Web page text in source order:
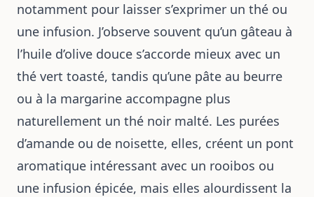
notamment pour laisser s’exprimer un thé ou
une infusion. J’observe souvent qu’un gâteau à
l’huile d’olive douce s’accorde mieux avec un
thé vert toasté, tandis qu’une pâte au beurre
ou à la margarine accompagne plus
naturellement un thé noir malté. Les purées
d’amande ou de noisette, elles, créent un pont
aromatique intéressant avec un rooibos ou
une infusion épicée, mais elles alourdissent la